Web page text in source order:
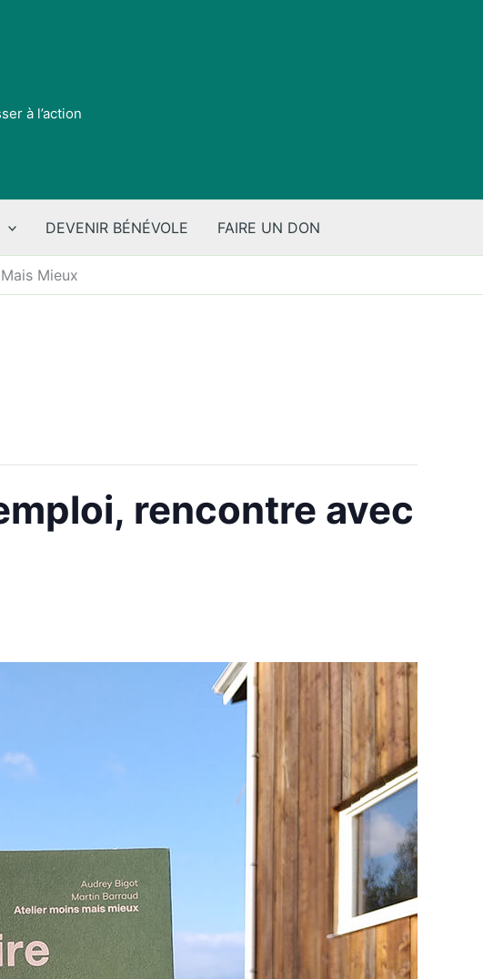
à l’action
DEVENIR BÉNÉVOLE FAIRE UN DON
Mieux
rencontre avec